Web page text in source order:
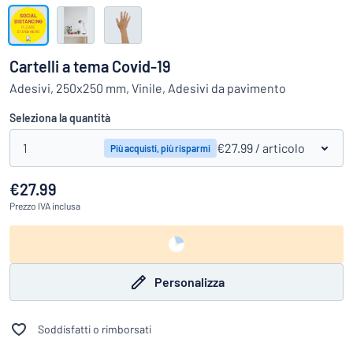
quello che stai cercando? Avvia la progettazione della
Visualizza tutte le categorie
Richiedi
preventivo
Login
Servizio
clienti
Privato
Azienda
Cartelli a tema Covid-19
Adesivi, 250x250 mm, Vinile, Adesivi da pavimento
Seleziona la quantità
1 Più acquisti, più risparmi €27.99 / articolo
€27.99
Prezzo IVA inclusa
Personalizza
Soddisfatti o rimborsati